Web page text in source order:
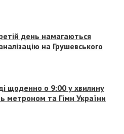
день намагаються
на Грушевського
щоденно о 9:00 у хвилину
метроном та Гімн України